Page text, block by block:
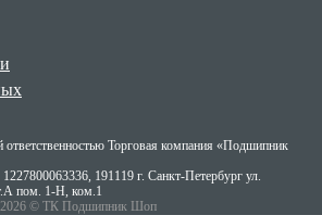
ответственностью Торговая компания «Подшипник
191119 г. Санкт-Петербург ул.
пом. 1-Н, ком.1
2026 © ТК Подшипник Шоп